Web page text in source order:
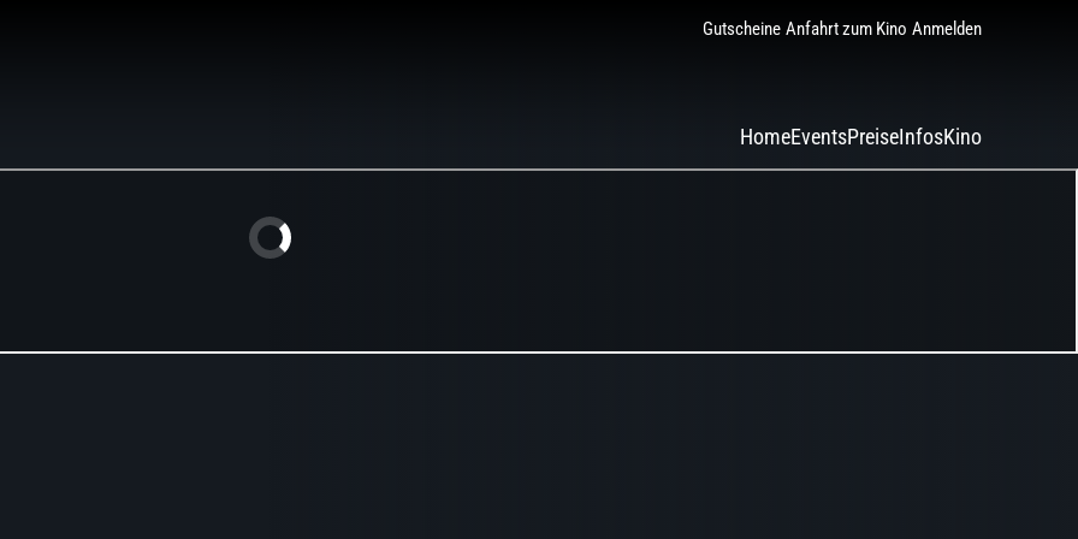
Gutscheine Anfahrt zum Kino Anmelden
HomeEventsPreiseInfosKino